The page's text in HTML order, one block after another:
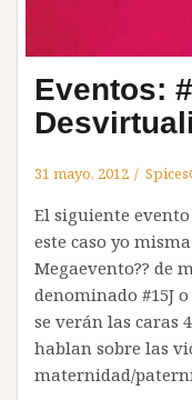
Eventos:
31 mayo, 2012
El siguiente
este caso yo
Megaevento?? de
denominado #15J
se verán las caras
hablan sobre las
maternidad/